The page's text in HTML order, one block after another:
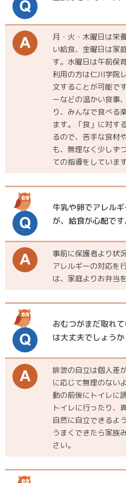
月・火・木曜日は栄
い給食、金曜日は家
す。水曜日は午前保
利用の方は仁川学院
文することが可能で
ーなどの温かい食事
り、みんなで食べる
ます。「食」に対す
るので、苦手な食材
も、無理なく少しず
ての指導をしています
牛乳や卵でアレル
が、給食が心配です
事前に保護者より状
アレルギーの対応を
は、家庭よりお弁当
おむつがまだ取れ
は大丈夫でしょうか
排泄の自立は個人差
に応じて無理のない
動の前後にトイレに
トイレに行ったり、
自然に自立できるよ
うまくできたら家族
さい。